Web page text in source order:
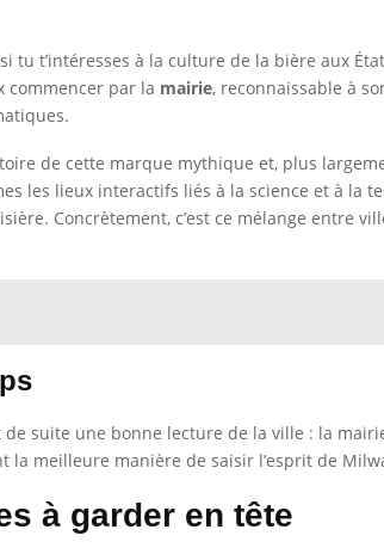
t’intéresses à la culture de la bière aux
commencer par la mairie, reconnaissable à
de cette marque mythique et, plus
les lieux interactifs liés à la science et à la
Concrètement, c’est ce mélange entre
suite une bonne lecture de la ville : la
la meilleure manière de saisir l’esprit de
à garder en tête